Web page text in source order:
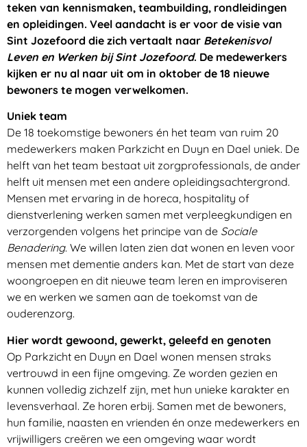
teken van kennismaken, teambuilding, rondleidingen
en opleidingen. Veel aandacht is er voor de visie van
Sint Jozefoord die zich vertaalt naar Betekenisvol
Leven en Werken bij Sint Jozefoord. De medewerkers
kijken er nu al naar uit om in oktober de 18 nieuwe
bewoners te mogen verwelkomen.
Uniek team
De 18 toekomstige bewoners én het team van ruim 20
medewerkers maken Parkzicht en Duyn en Dael uniek. De
helft van het team bestaat uit zorgprofessionals, de ander
helft uit mensen met een andere opleidingsachtergrond.
Mensen met ervaring in de horeca, hospitality of
dienstverlening werken samen met verpleegkundigen en
verzorgenden volgens het principe van de Sociale
Benadering. We willen laten zien dat wonen en leven voor
mensen met dementie anders kan. Met de start van deze
woongroepen en dit nieuwe team leren en improviseren
we en werken we samen aan de toekomst van de
ouderenzorg.
Hier wordt gewoond, gewerkt, geleefd en genoten
Op Parkzicht en Duyn en Dael wonen mensen straks
vertrouwd in een fijne omgeving. Ze worden gezien en
kunnen volledig zichzelf zijn, met hun unieke karakter en
levensverhaal. Ze horen erbij. Samen met de bewoners,
hun familie, naasten en vrienden én onze medewerkers en
vrijwilligers creëren we een omgeving waar wordt